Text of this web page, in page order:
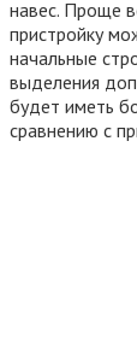
навес. Проще
пристройку
начальные
выделения
будет иметь
сравнению с